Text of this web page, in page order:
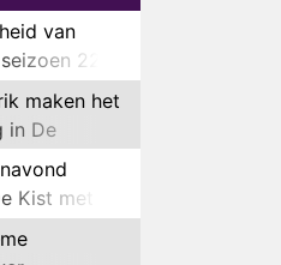
van
22
maken het
in De
Kist met